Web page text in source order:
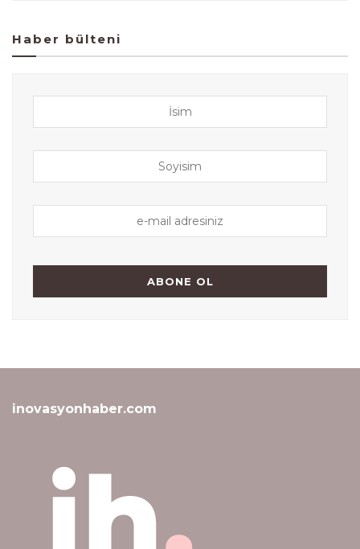
Haber bülteni
inovasyonhaber.com